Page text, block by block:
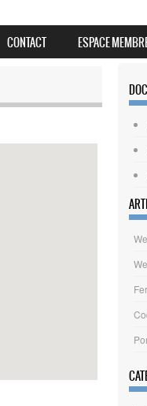
CONTACT ESPACE